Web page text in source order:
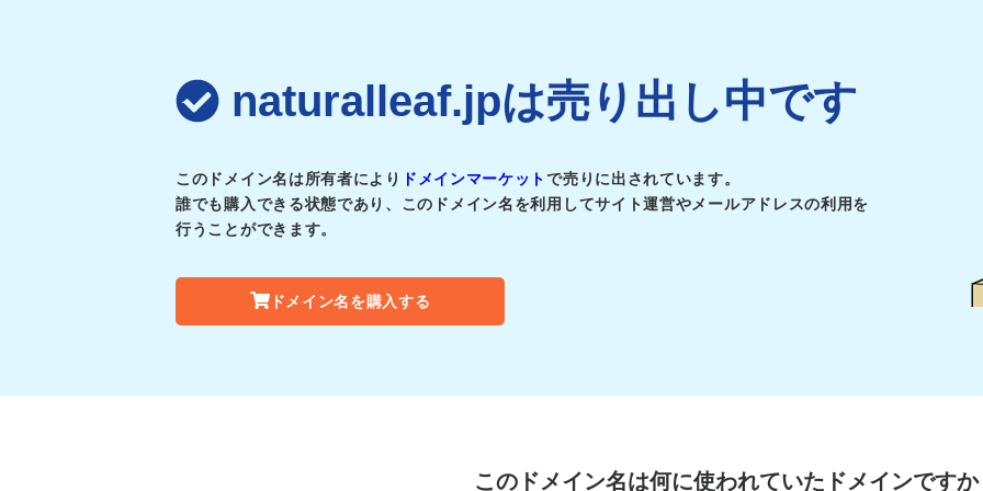
naturalleaf.jpは売り出し中です
このドメイン名は所有者により ドメインマーケットで売りに出されています。
誰でも購入できる状態であり、このドメイン名を利用してサイト運営やメールアドレスの利用を
行うことができます。
ドメイン名を購入する
このドメイン名は何に使われていたドメインですか